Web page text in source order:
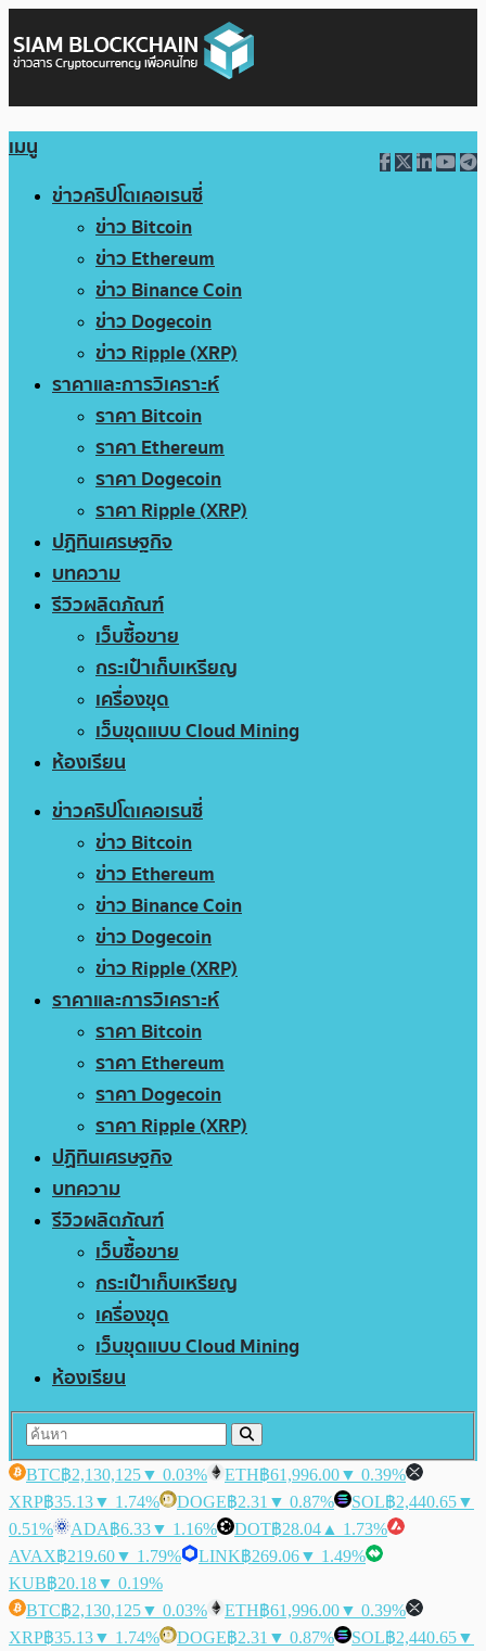
เมนู
ข่าวคริปโตเคอเรนซี่
ข่าว Bitcoin
ข่าว Ethereum
ข่าว Binance Coin
ข่าว Dogecoin
ข่าว Ripple (XRP)
ราคาและการวิเคราะห์
ราคา Bitcoin
ราคา Ethereum
ราคา Dogecoin
ราคา Ripple (XRP)
ปฏิทินเศรษฐกิจ
บทความ
รีวิวผลิตภัณฑ์
เว็บซื้อขาย
กระเป๋าเก็บเหรียญ
เครื่องขุด
เว็บขุดแบบ Cloud Mining
ห้องเรียน
ข่าวคริปโตเคอเรนซี่
ข่าว Bitcoin
ข่าว Ethereum
ข่าว Binance Coin
ข่าว Dogecoin
ข่าว Ripple (XRP)
ราคาและการวิเคราะห์
ราคา Bitcoin
ราคา Ethereum
ราคา Dogecoin
ราคา Ripple (XRP)
ปฏิทินเศรษฐกิจ
บทความ
รีวิวผลิตภัณฑ์
เว็บซื้อขาย
กระเป๋าเก็บเหรียญ
เครื่องขุด
เว็บขุดแบบ Cloud Mining
ห้องเรียน
BTC฿2,130,125▼ 0.03% ETH฿61,996.00▼ 0.39%
XRP฿35.13▼ 1.74% DOGE฿2.31 ▼ 0.87% SOL฿2,440.65▼
0.51%
ADA฿6.33▼ 1.16% DOT฿28.04 ▲ 1.73%
AVAX฿219.60▼ 1.79% LINK฿269.06▼ 1.49%
KUB฿20.18▼ 0.19%
BTC฿2,130,125▼ 0.03% ETH฿61,996.00▼ 0.39%
XRP฿35.13▼ 1.74% DOGE฿2.31 ▼ 0.87% SOL฿2,440.65▼